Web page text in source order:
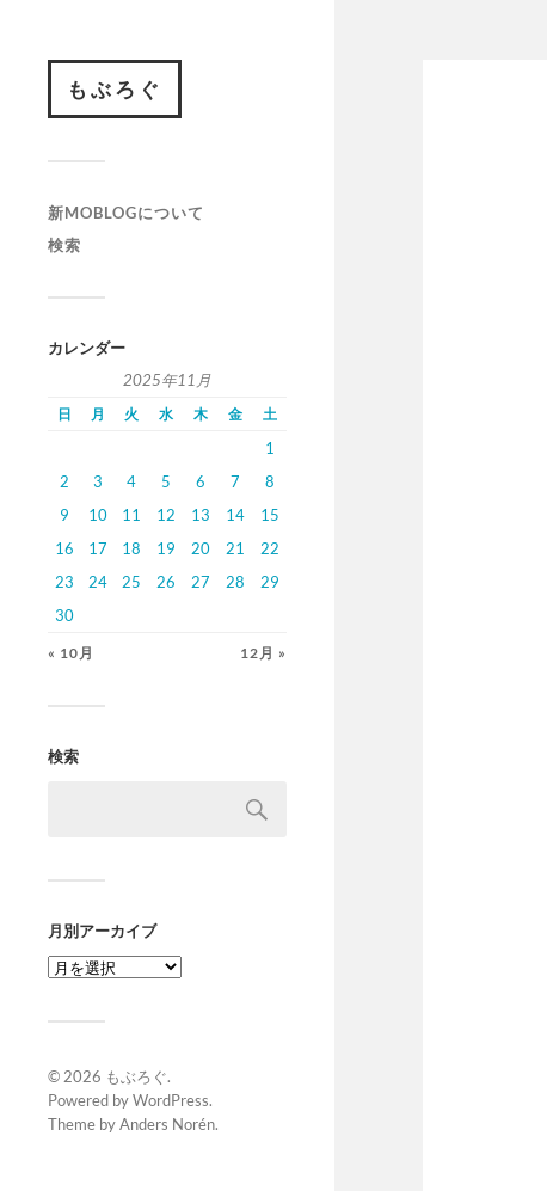
もぶろぐ
新MOBLOGについて
検索
カレンダー
2025年11月
日 月 火 水 木 金 土
1
2
3 4 5 6 7
8
9
10 11 12 13 14
15
16
17 18 19 20 21
22
23
24 25 26 27 28
29
30
« 10月 12月 »
検索
月別アーカイブ
© 2026 もぶろぐ.
Powered byWordPress.
Theme byAnders Norén.